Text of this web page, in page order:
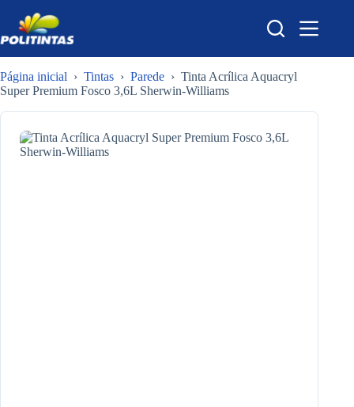
para
o
conteúdo
Página inicial › Tintas › Parede › Tinta Acrílica Aquacryl
Super Premium Fosco 3,6L Sherwin-Williams